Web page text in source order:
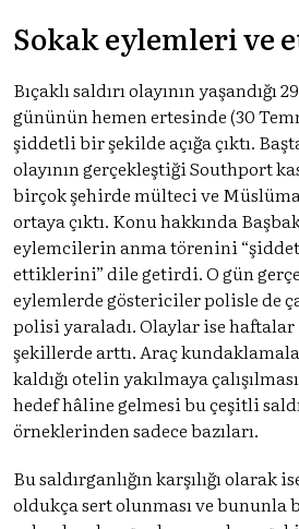
Sokak eylemleri ve
Bıçaklı saldırı olayının yaşandığı
gününün hemen ertesinde (30
şiddetli bir şekilde açığa çıktı.
olayının gerçekleştiği Southport
birçok şehirde mülteci ve
ortaya çıktı. Konu hakkında
eylemcilerin anma törenini “şiddet
ettiklerini” dile getirdi. O gün
eylemlerde göstericiler polisle de
polisi yaraladı. Olaylar ise
şekillerde arttı. Araç
kaldığı otelin yakılmaya
hedef hâline gelmesi bu çeşitli
örneklerinden sadece bazıları.
Bu saldırganlığın karşılığı olarak
oldukça sert olunması ve bununla